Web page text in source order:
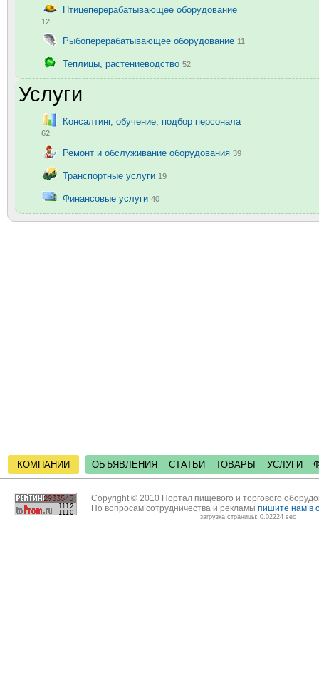
Птицеперерабатывающее оборудование
12
Рыбоперерабатывающее оборудование 11
Теплицы, растениеводство 52
Услуги
Консалтинг, обучение, подбор персонала
62
Ремонт и обслуживание оборудования 39
Транспортные услуги 19
Финансовые услуги 40
КОМПАНИИ ОБЪЯВЛЕНИЯ СТАТЬИ ТОВАРЫ УСЛУГИ
Copyright © 2010 Портал пищевого и торгового
По вопросам сотрудничества и рекламы пишите нам в
загрузка страницы: 0.02224 sec